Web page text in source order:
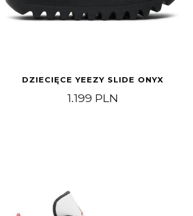
DZIECIĘCE YEEZY SLIDE ONYX
1.199 PLN